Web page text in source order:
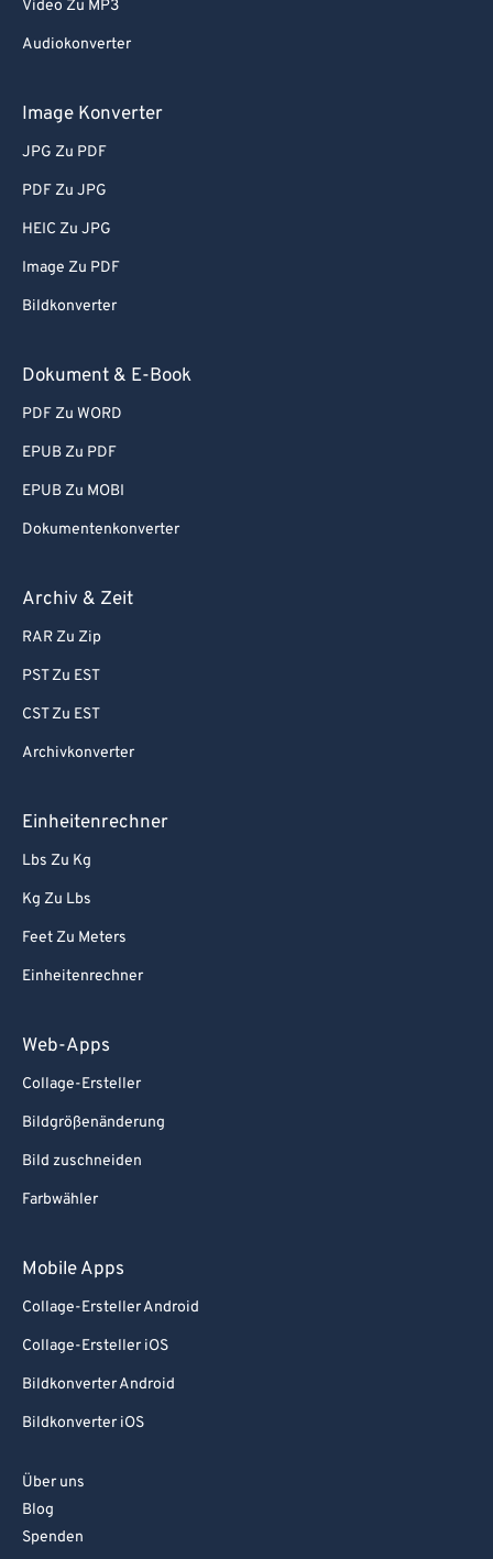
Video Zu MP3
Audiokonverter
Image Konverter
JPG Zu PDF
PDF Zu JPG
HEIC Zu JPG
Image Zu PDF
Bildkonverter
Dokument & E-Book
PDF Zu WORD
EPUB Zu PDF
EPUB Zu MOBI
Dokumentenkonverter
Archiv & Zeit
RAR Zu Zip
PST Zu EST
CST Zu EST
Archivkonverter
Einheitenrechner
Lbs Zu Kg
Kg Zu Lbs
Feet Zu Meters
Einheitenrechner
Web-Apps
Collage-Ersteller
Bildgrößenänderung
Bild zuschneiden
Farbwähler
Mobile Apps
Collage-Ersteller Android
Collage-Ersteller iOS
Bildkonverter Android
Bildkonverter iOS
Über uns
Blog
Spenden